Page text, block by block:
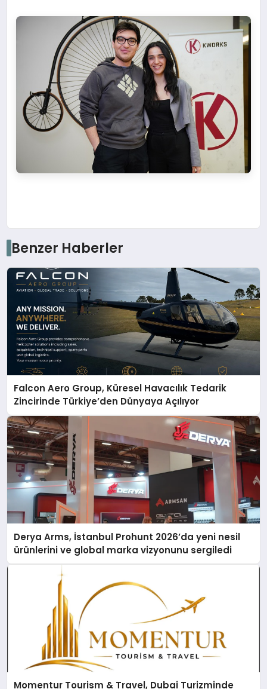
Benzer Haberler
Falcon Aero Group, Küresel Havacılık Tedarik
Zincirinde Türkiye’den Dünyaya Açılıyor
Derya Arms, İstanbul Prohunt 2026’da yeni nesil
ürünlerini ve global marka vizyonunu sergiledi
Momentur Tourism & Travel, Dubai Turizminde